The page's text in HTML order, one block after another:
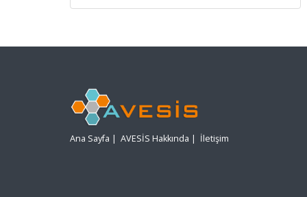
Ana Sayfa | AVESİS Hakkında | İletişim